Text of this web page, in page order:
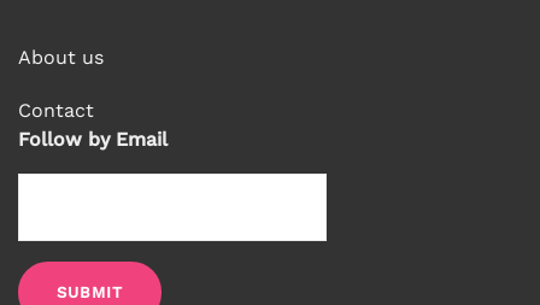
About us
Contact
Follow by Email